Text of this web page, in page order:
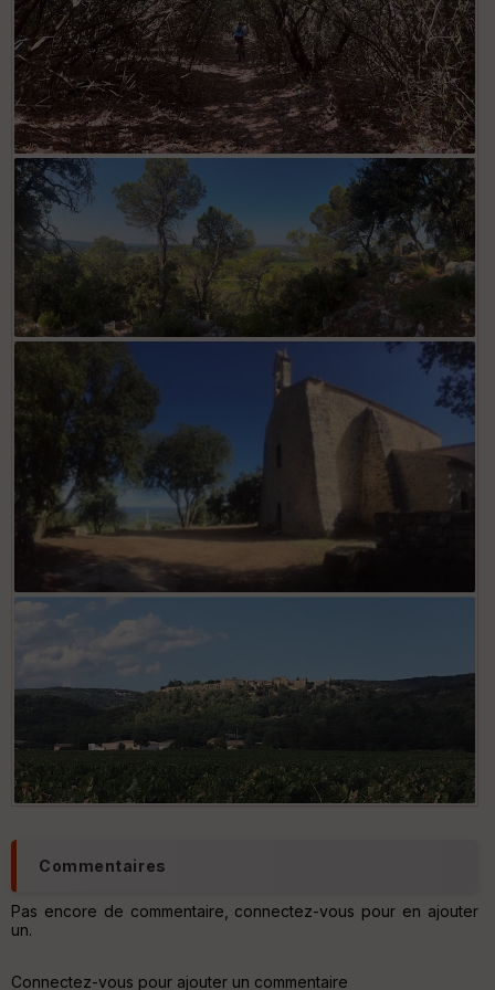
vue sur St Gely depuis les falaises après la descente du mur
Chapelle St Sauveur de St Gely
Commentaires
Pas encore de commentaire, connectez-vous pour en ajouter
un.
Connectez-vous pour ajouter un commentaire